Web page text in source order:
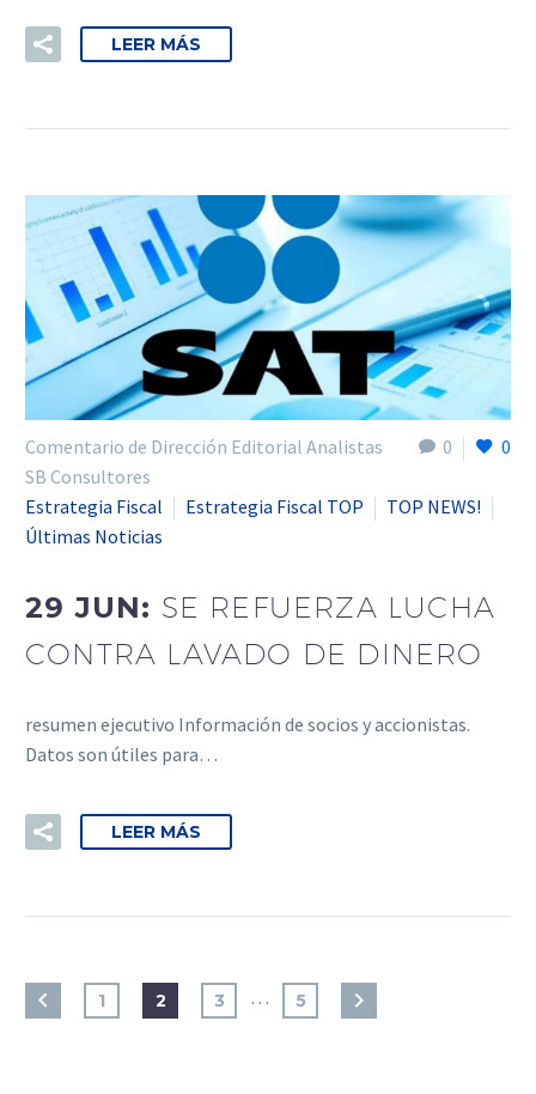
LEER MÁS
0 0
Comentario de Dirección Editorial Analistas
SB Consultores
Estrategia Fiscal
Estrategia Fiscal TOP
TOP NEWS!
Últimas Noticias
29 JUN: SE REFUERZA LUCHA
CONTRA LAVADO DE DINERO
resumen ejecutivo Información de socios y accionistas.
Datos son útiles para…
LEER MÁS
1 2 3 … 5